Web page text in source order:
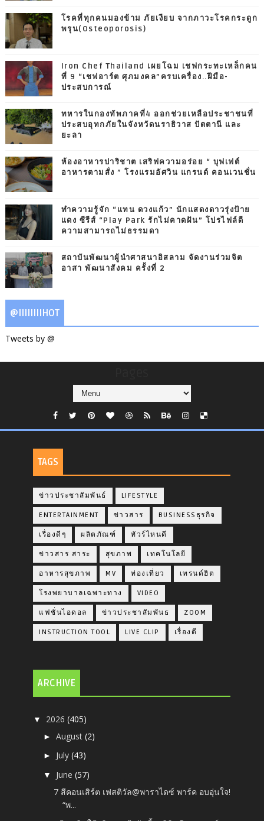
โรคที่ทุกคนมองข้าม ภัยเงียบ จากภาวะโรคกระดูก
พรุน(Osteoporosis)
Iron Chef Thailand เผยโฉม เชฟกระทะเหล็กคน
ที่ 9 “เชฟอาร์ต ศุภมงคล”ครบเครื่อง..ฝีมือ-
ประสบการณ์
ทหารในกองทัพภาคที่4 ออกช่วยเหลือประชาชนที่
ประสบอุทกภัยในจังหวัดนราธิวาส ปัตตานี และ
ยะลา
ห้องอาหารปาริชาต เสริฟความอร่อย “ บุฟเฟต์
อาหารตามสั่ง ” โรงแรมอัศวิน แกรนด์ คอนเวนชั่น
ทำความรู้จัก “แทน ดวงแก้ว” นักแสดงดาวรุ่งป้าย
แดง ซีรีส์ “Play Park รักไม่คาดฝัน” โปรไฟล์ดี
ความสามารถไม่ธรรมดา
สถาบันพัฒนาผู้นำศาสนาอิสลาม จัดงานร่วมจิต
อาสา พัฒนาสังคม ครั้งที่ 2
@IIIIIIIIHOT
Tweets by @
TAGS
ข่าวประชาสัมพันธ์ LIFESTYLE
ENTERTAINMENT ข่าวสาร BUSINESSธุรกิจ
เรื่องดีๆ ผลิตภัณฑ์ ทัวร์ไหนดี
ข่าวสาร สาระ สุขภาพ เทคโนโลยี
อาหารสุขภาพ MV ท่องเที่ยว เทรนด์ฮิต
โรงพยาบาลเฉพาะทาง VIDEO
แฟชั่นไอดอล ข่าวประชาสัมพันธ ZOOM
INSTRUCTION TOOL LIVE CLIP เรื่องดี
ARCHIVE
▼ 2026(405)
►August(2)
► July(43)
▼ June(57)
7 สีคอนเสิร์ต เฟสติวัล@พาราไดซ์ พาร์ค อบอุ่นใจ!
“พ...